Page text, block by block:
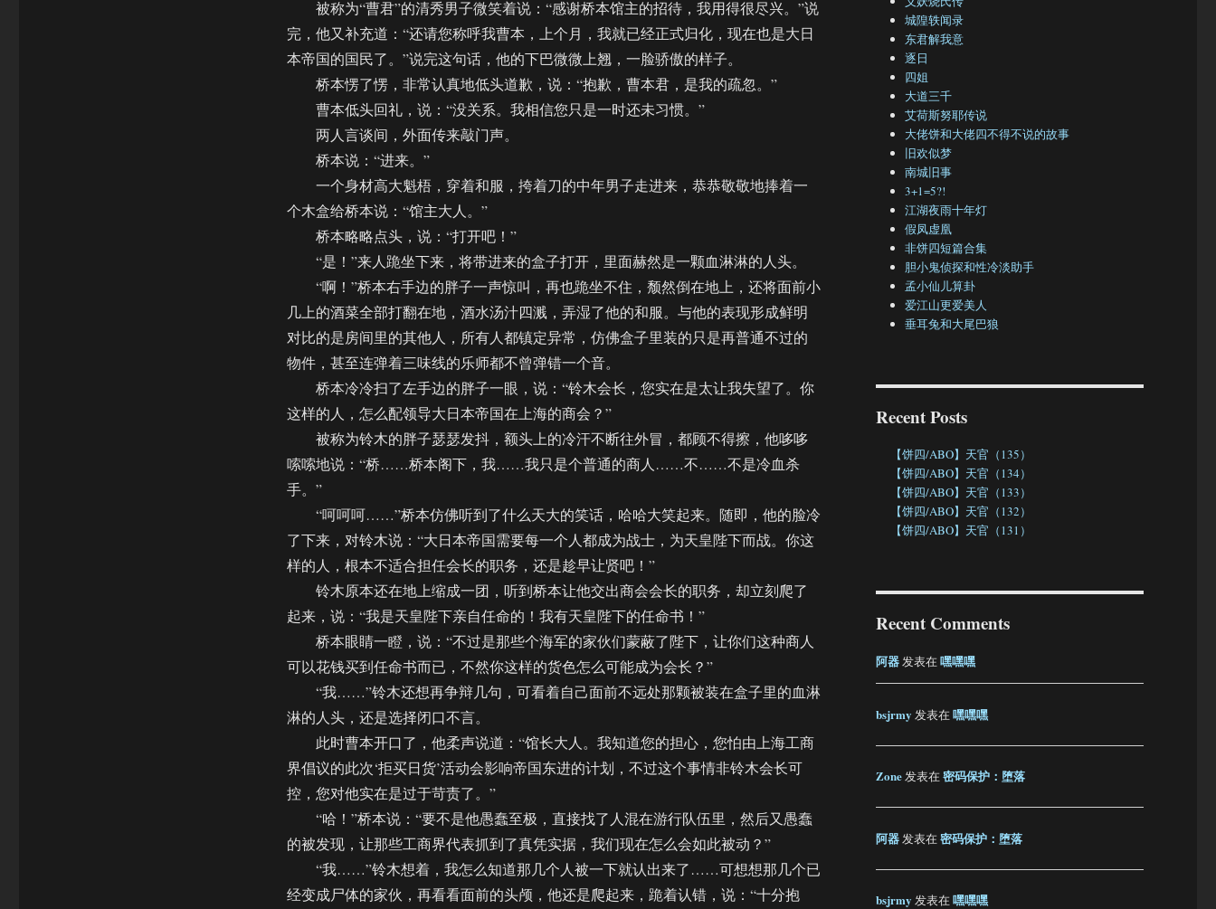
被称为“曹君”的清秀男子微笑着说：“感谢桥本馆主的招待，我用得很尽兴。”说
完，他又补充道：“还请您称呼我曹本，上个月，我就已经正式归化，现在也是大日
本帝国的国民了。”说完这句话，他的下巴微微上翘，一脸骄傲的样子。
桥本愣了愣，非常认真地低头道歉，说：“抱歉，曹本君，是我的疏忽。”
曹本低头回礼，说：“没关系。我相信您只是一时还未习惯。”
两人言谈间，外面传来敲门声。
桥本说：“进来。”
一个身材高大魁梧，穿着和服，挎着刀的中年男子走进来，恭恭敬敬地捧着一
个木盒给桥本说：“馆主大人。”
桥本略略点头，说：“打开吧！”
“是！”来人跪坐下来，将带进来的盒子打开，里面赫然是一颗血淋淋的人头。
“啊！”桥本右手边的胖子一声惊叫，再也跪坐不住，颓然倒在地上，还将面前小
几上的酒菜全部打翻在地，酒水汤汁四溅，弄湿了他的和服。与他的表现形成鲜明
对比的是房间里的其他人，所有人都镇定异常，仿佛盒子里装的只是再普通不过的
物件，甚至连弹着三味线的乐师都不曾弹错一个音。
桥本冷冷扫了左手边的胖子一眼，说：“铃木会长，您实在是太让我失望了。你
这样的人，怎么配领导大日本帝国在上海的商会？”
被称为铃木的胖子瑟瑟发抖，额头上的冷汗不断往外冒，都顾不得擦，他哆哆
嗦嗦地说：“桥……桥本阁下，我……我只是个普通的商人……不……不是冷血杀
手。”
“呵呵呵……”桥本仿佛听到了什么天大的笑话，哈哈大笑起来。随即，他的脸冷
了下来，对铃木说：“大日本帝国需要每一个人都成为战士，为天皇陛下而战。你这
样的人，根本不适合担任会长的职务，还是趁早让贤吧！”
铃木原本还在地上缩成一团，听到桥本让他交出商会会长的职务，却立刻爬了
起来，说：“我是天皇陛下亲自任命的！我有天皇陛下的任命书！”
桥本眼睛一瞪，说：“不过是那些个海军的家伙们蒙蔽了陛下，让你们这种商人
可以花钱买到任命书而已，不然你这样的货色怎么可能成为会长？”
“我……”铃木还想再争辩几句，可看着自己面前不远处那颗被装在盒子里的血淋
淋的人头，还是选择闭口不言。
此时曹本开口了，他柔声说道：“馆长大人。我知道您的担心，您怕由上海工商
界倡议的此次‘拒买日货’活动会影响帝国东进的计划，不过这个事情非铃木会长可
控，您对他实在是过于苛责了。”
“哈！”桥本说：“要不是他愚蠢至极，直接找了人混在游行队伍里，然后又愚蠢
的被发现，让那些工商界代表抓到了真凭实据，我们现在怎么会如此被动？”
“我……”铃木想着，我怎么知道那几个人被一下就认出来了……可想想那几个已
经变成尸体的家伙，再看看面前的头颅，他还是爬起来，跪着认错，说：“十分抱
城隍轶闻录
东君解我意
逐日
四姐
大道三千
艾荷斯努耶传说
大佬饼和大佬四不得不说的故事
旧欢似梦
南城旧事
3+1=5?!
江湖夜雨十年灯
假凤虚凰
非饼四短篇合集
胆小鬼侦探和性冷淡助手
孟小仙儿算卦
爱江山更爱美人
垂耳兔和大尾巴狼
Recent Posts
【饼四/ABO】天官（135）
【饼四/ABO】天官（134）
【饼四/ABO】天官（133）
【饼四/ABO】天官（132）
【饼四/ABO】天官（131）
Recent Comments
阿器发表在嘿嘿嘿
bsjrmy 发表在嘿嘿嘿
Zone发表在密码保护：堕落
阿器发表在密码保护：堕落
bsjrmy 发表在嘿嘿嘿